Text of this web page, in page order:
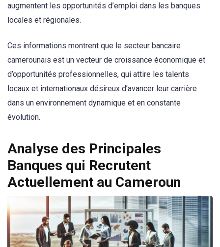
augmentent les opportunités d’emploi dans les banques
locales et régionales.
Ces informations montrent que le secteur bancaire
camerounais est un vecteur de croissance économique et
d’opportunités professionnelles, qui attire les talents
locaux et internationaux désireux d’avancer leur carrière
dans un environnement dynamique et en constante
évolution.
Analyse des Principales
Banques qui Recrutent
Actuellement au Cameroun